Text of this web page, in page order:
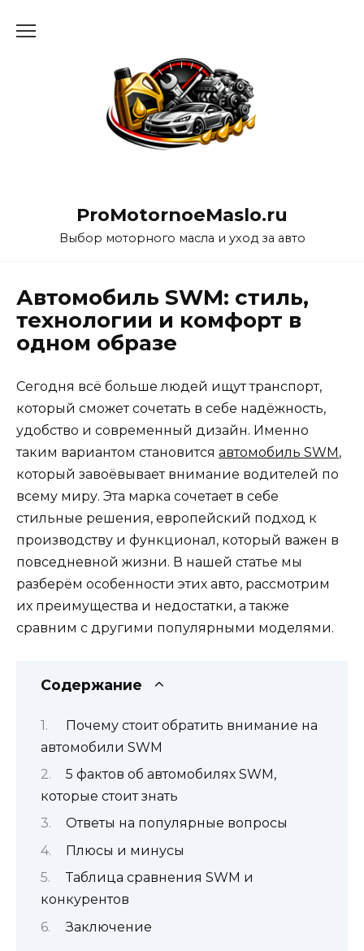
ProMotornoeMaslo.ru
Выбор моторного масла и уход за авто
Автомобиль SWM: стиль,
технологии и комфорт в
одном образе
Сегодня всё больше людей ищут транспорт,
который сможет сочетать в себе надёжность,
удобство и современный дизайн. Именно
таким вариантом становится автомобиль SWM,
который завоёвывает внимание водителей по
всему миру. Эта марка сочетает в себе
стильные решения, европейский подход к
производству и функционал, который важен в
повседневной жизни. В нашей статье мы
разберём особенности этих авто, рассмотрим
их преимущества и недостатки, а также
сравним с другими популярными моделями.
Содержание
Почему стоит обратить внимание на
автомобили SWM
5 фактов об автомобилях SWM,
которые стоит знать
Ответы на популярные вопросы
Плюсы и минусы
Таблица сравнения SWM и
конкурентов
Заключение